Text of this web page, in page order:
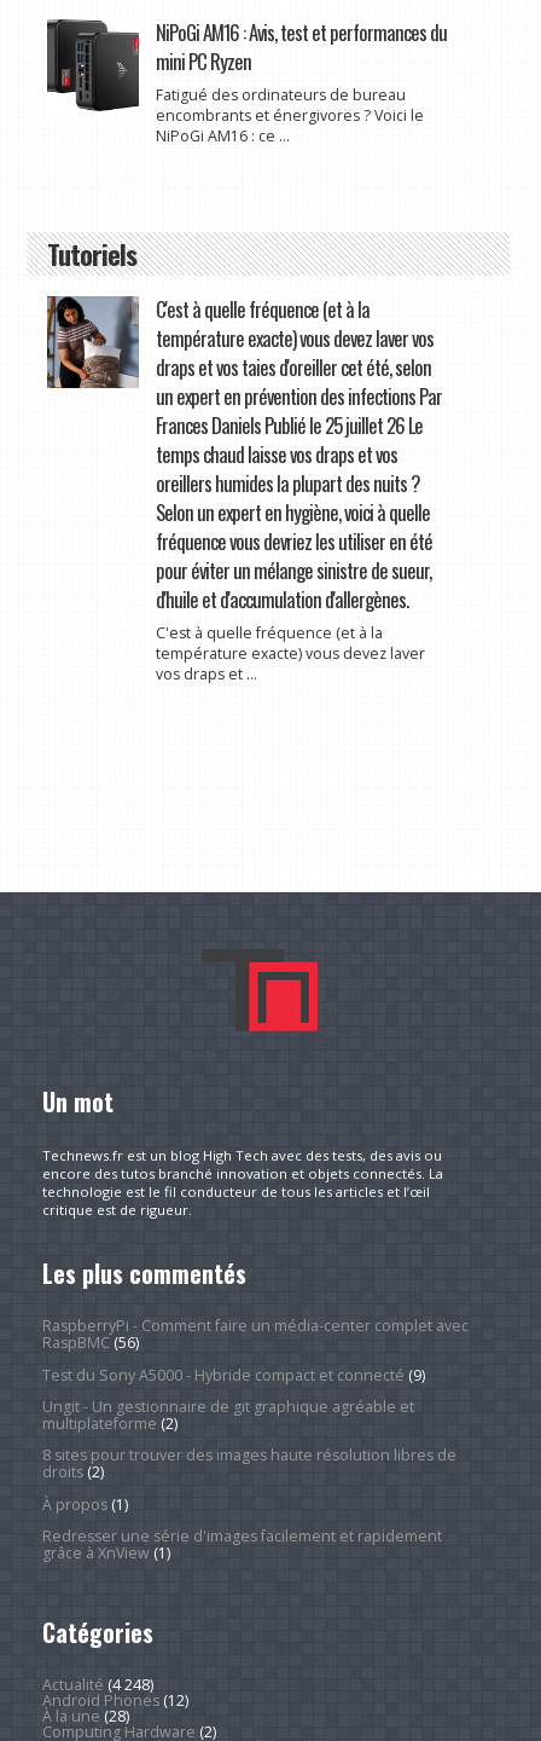
NiPoGi AM16 : Avis, test et performances du
mini PC Ryzen
Fatigué des ordinateurs de bureau
encombrants et énergivores ? Voici le
NiPoGi AM16 : ce ...
Tutoriels
C'est à quelle fréquence (et à la
température exacte) vous devez laver vos
draps et vos taies d'oreiller cet été, selon
un expert en prévention des infections Par
Frances Daniels Publié le 25 juillet 26 Le
temps chaud laisse vos draps et vos
oreillers humides la plupart des nuits ?
Selon un expert en hygiène, voici à quelle
fréquence vous devriez les utiliser en été
pour éviter un mélange sinistre de sueur,
d'huile et d'accumulation d'allergènes.
C'est à quelle fréquence (et à la
température exacte) vous devez laver
vos draps et ...
Un mot
Technews.fr est un blog High Tech avec des tests, des avis ou
encore des tutos branché innovation et objets connectés. La
technologie est le fil conducteur de tous les articles et l’œil
critique est de rigueur.
Les plus commentés
RaspberryPi - Comment faire un média-center complet avec
RaspBMC(56)
Test du Sony A5000 - Hybride compact et connecté (9)
Ungit - Un gestionnaire de git graphique agréable et
multiplateforme (2)
8 sites pour trouver des images haute résolution libres de
droits(2)
À propos(1)
Redresser une série d'images facilement et rapidement
grâce à XnView(1)
Catégories
Actualité (4 248)
Android Phones(12)
À la une (28)
Computing Hardware (2)